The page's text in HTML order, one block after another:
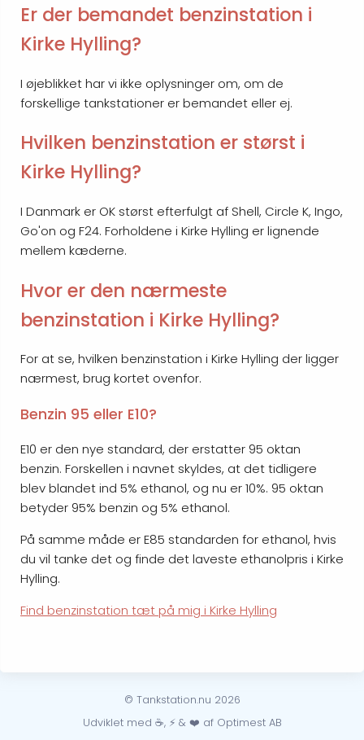
Er der bemandet benzinstation i
Kirke Hylling?
I øjeblikket har vi ikke oplysninger om, om de
forskellige tankstationer er bemandet eller ej.
Hvilken benzinstation er størst i
Kirke Hylling?
I Danmark er OK størst efterfulgt af Shell, Circle K, Ingo,
Go'on og F24. Forholdene i Kirke Hylling er lignende
mellem kæderne.
Hvor er den nærmeste
benzinstation i Kirke Hylling?
For at se, hvilken benzinstation i Kirke Hylling der ligger
nærmest, brug kortet ovenfor.
Benzin 95 eller E10?
E10 er den nye standard, der erstatter 95 oktan
benzin. Forskellen i navnet skyldes, at det tidligere
blev blandet ind 5% ethanol, og nu er 10%. 95 oktan
betyder 95% benzin og 5% ethanol.
På samme måde er E85 standarden for ethanol, hvis
du vil tanke det og finde det laveste ethanolpris i Kirke
Hylling.
Find benzinstation tæt på mig i Kirke Hylling
© Tankstation.nu 2026
Udviklet med ☕, ⚡ & ❤️ af Optimest AB